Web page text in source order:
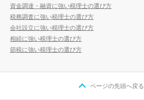
資金調達・融資に強い税理士の選び方
税務調査に強い税理士の選び方
会社設立に強い税理士の選び方
相続に強い税理士の選び方
節税に強い税理士の選び方
ページの先頭へ戻る